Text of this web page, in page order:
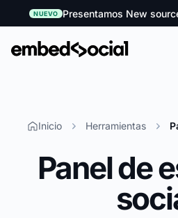
NUEVO Presentamos New
Inicio Herramientas
Panel de